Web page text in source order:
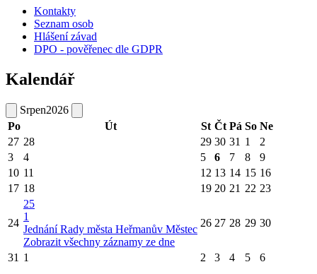
Kontakty
Seznam osob
Hlášení závad
DPO - pověřenec dle GDPR
Kalendář
Srpen2026
Po
Út St Čt Pá So Ne
27 28 29 30 31 1
2
3
4 5 6 7 8
9
10 11 12 13 14 15 16
17 18 19 20 21 22 23
24
25
1
Jednání Rady města Heřmanův Městec
Zobrazit všechny záznamy ze dne
26 27 28 29 30
31 1 2 3 4 5 6